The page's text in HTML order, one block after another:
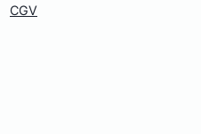
CGV